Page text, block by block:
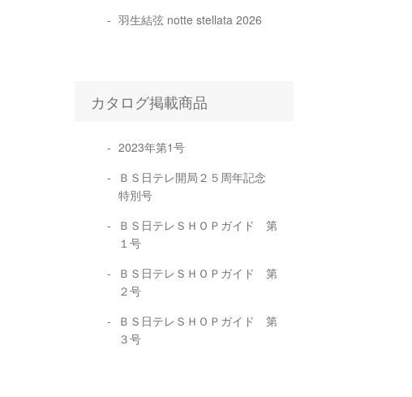
羽生結弦 notte stellata 2026
カタログ掲載商品
2023年第1号
ＢＳ日テレ開局２５周年記念
特別号
ＢＳ日テレＳＨＯＰガイド 第
１号
ＢＳ日テレＳＨＯＰガイド 第
２号
ＢＳ日テレＳＨＯＰガイド 第
３号